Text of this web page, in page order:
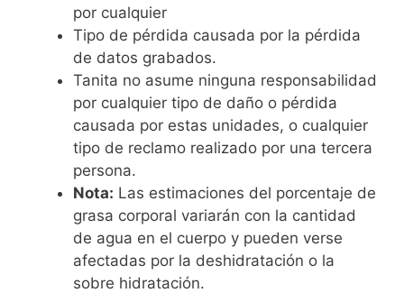
por cualquier
Tipo de pérdida causada por la pérdida
de datos grabados.
Tanita no asume ninguna responsabilidad
por cualquier tipo de daño o pérdida
causada por estas unidades, o cualquier
tipo de reclamo realizado por una tercera
persona.
Nota: Las estimaciones del porcentaje de
grasa corporal variarán con la cantidad
de agua en el cuerpo y pueden verse
afectadas por la deshidratación o la
sobre hidratación.